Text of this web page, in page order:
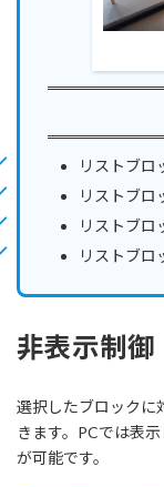
リストブロ
リストブロ
リストブロ
リストブロ
非表示制御
選択したブロックに
きます。PCでは表
が可能です。